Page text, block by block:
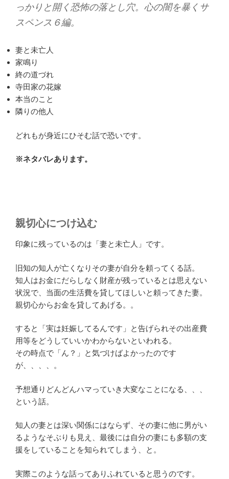
っかりと開く恐怖の落とし穴。心の闇を暴くサ
スペンス６編。
妻と未亡人
家鳴り
終の道づれ
寺田家の花嫁
本当のこと
隣りの他人
どれもが身近にひそむ話で恐いです。
※ネタバレあります。
親切心につけ込む
印象に残っているのは「妻と未亡人」です。
旧知の知人が亡くなりその妻が自分を頼ってくる話。
知人はお金にだらしなく財産が残っているとは思えない
状況で、当面の生活費を貸してほしいと頼ってきた妻。
親切心からお金を貸してあげる。。
すると「実は妊娠してるんです」と告げられその出産費
用等をどうしていいかわからないといわれる。
その時点で「ん？」と気づけばよかったのです
が、、、、。
予想通りどんどんハマっていき大変なことになる、、、
という話。
知人の妻とは深い関係にはならず、その妻に他に男がい
るようなそぶりも見え、最後には自分の妻にも多額の支
援をしていることを知られてしまう、と。
実際このような話ってありふれていると思うのです。